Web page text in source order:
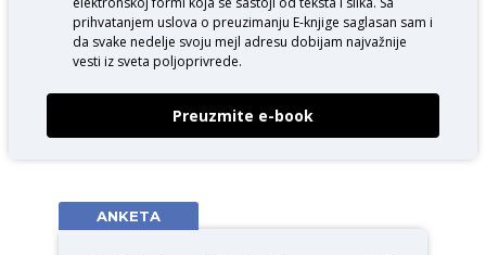
prihvatanjem uslova o preuzimanju E-knjige saglasan sam i
da svake nedelje svoju mejl adresu dobijam najvažnije
vesti iz sveta poljoprivrede.
Preuzmite e-book
ANKETA